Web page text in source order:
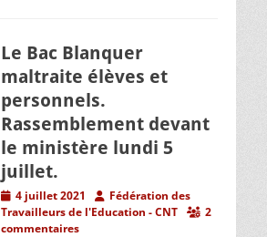
Le Bac Blanquer
maltraite élèves et
personnels.
Rassemblement devant
le ministère lundi 5
juillet.
Posted
on
4 juillet 2021 AuthorFédération des
Travailleurs de l'Education - CNT
2
commentaires